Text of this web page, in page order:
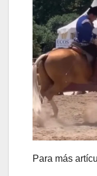
Para más